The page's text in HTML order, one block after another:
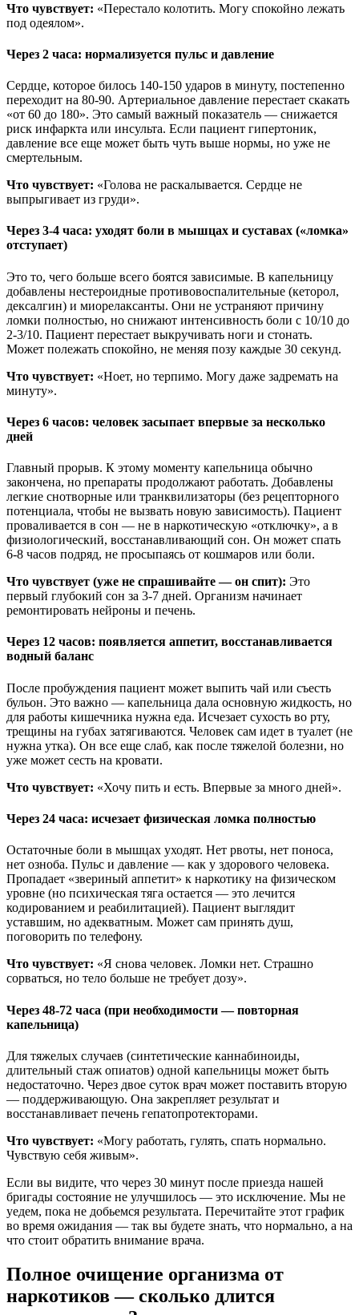
Что чувствует: «Перестало колотить. Могу спокойно лежать
под одеялом».
Через 2 часа: нормализуется пульс и давление
Сердце, которое билось 140-150 ударов в минуту, постепенно
переходит на 80-90. Артериальное давление перестает скакать
«от 60 до 180». Это самый важный показатель — снижается
риск инфаркта или инсульта. Если пациент гипертоник,
давление все еще может быть чуть выше нормы, но уже не
смертельным.
Что чувствует: «Голова не раскалывается. Сердце не
выпрыгивает из груди».
Через 3-4 часа: уходят боли в мышцах и суставах («ломка»
отступает)
Это то, чего больше всего боятся зависимые. В капельницу
добавлены нестероидные противовоспалительные (кеторол,
дексалгин) и миорелаксанты. Они не устраняют причину
ломки полностью, но снижают интенсивность боли с 10/10 до
2-3/10. Пациент перестает выкручивать ноги и стонать.
Может полежать спокойно, не меняя позу каждые 30 секунд.
Что чувствует: «Ноет, но терпимо. Могу даже задремать на
минуту».
Через 6 часов: человек засыпает впервые за несколько
дней
Главный прорыв. К этому моменту капельница обычно
закончена, но препараты продолжают работать. Добавлены
легкие снотворные или транквилизаторы (без рецепторного
потенциала, чтобы не вызвать новую зависимость). Пациент
проваливается в сон — не в наркотическую «отключку», а в
физиологический, восстанавливающий сон. Он может спать
6-8 часов подряд, не просыпаясь от кошмаров или боли.
Что чувствует (уже не спрашивайте — он спит): Это
первый глубокий сон за 3-7 дней. Организм начинает
ремонтировать нейроны и печень.
Через 12 часов: появляется аппетит, восстанавливается
водный баланс
После пробуждения пациент может выпить чай или съесть
бульон. Это важно — капельница дала основную жидкость, но
для работы кишечника нужна еда. Исчезает сухость во рту,
трещины на губах затягиваются. Человек сам идет в туалет (не
нужна утка). Он все еще слаб, как после тяжелой болезни, но
уже может сесть на кровати.
Что чувствует: «Хочу пить и есть. Впервые за много дней».
Через 24 часа: исчезает физическая ломка полностью
Остаточные боли в мышцах уходят. Нет рвоты, нет поноса,
нет озноба. Пульс и давление — как у здорового человека.
Пропадает «звериный аппетит» к наркотику на физическом
уровне (но психическая тяга остается — это лечится
кодированием и реабилитацией). Пациент выглядит
уставшим, но адекватным. Может сам принять душ,
поговорить по телефону.
Что чувствует: «Я снова человек. Ломки нет. Страшно
сорваться, но тело больше не требует дозу».
Через 48-72 часа (при необходимости — повторная
капельница)
Для тяжелых случаев (синтетические каннабиноиды,
длительный стаж опиатов) одной капельницы может быть
недостаточно. Через двое суток врач может поставить вторую
— поддерживающую. Она закрепляет результат и
восстанавливает печень гепатопротекторами.
Что чувствует: «Могу работать, гулять, спать нормально.
Чувствую себя живым».
Если вы видите, что через 30 минут после приезда нашей
бригады состояние не улучшилось — это исключение. Мы не
уедем, пока не добьемся результата. Перечитайте этот график
во время ожидания — так вы будете знать, что нормально, а на
что стоит обратить внимание врача.
Полное очищение организма от
наркотиков — сколько длится